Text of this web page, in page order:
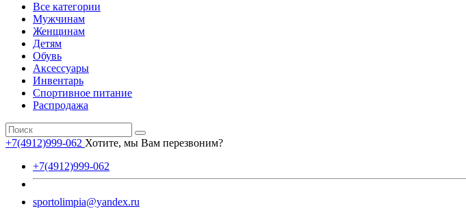
Все категории
Мужчинам
Женщинам
Детям
Обувь
Аксессуары
Инвентарь
Спортивное питание
Распродажа
+7(4912)999-062 Хотите, мы Вам перезвоним?
+7(4912)999-062
sportolimpia@yandex.ru